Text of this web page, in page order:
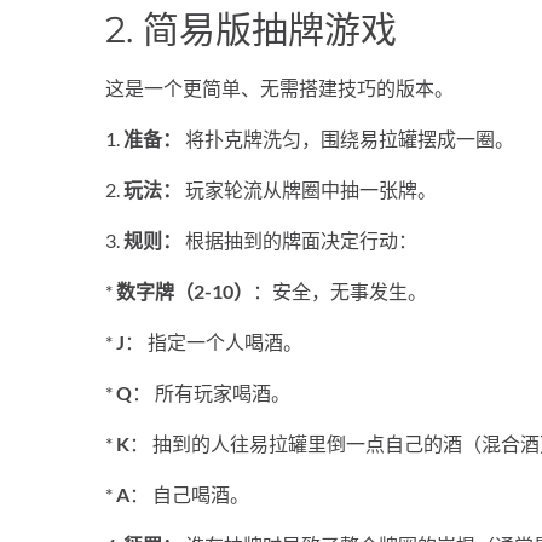
2. 简易版抽牌游戏
这是一个更简单、无需搭建技巧的版本。
1. 准备： 将扑克牌洗匀，围绕易拉罐摆成一圈。
2.玩法： 玩家轮流从牌圈中抽一张牌。
3.规则： 根据抽到的牌面决定行动：
*数字牌（2-10） ：安全，无事发生。
*J ： 指定一个人喝酒。
*Q： 所有玩家喝酒。
* K： 抽到的人往易拉罐里倒一点自己的酒（混合
*A： 自己喝酒。